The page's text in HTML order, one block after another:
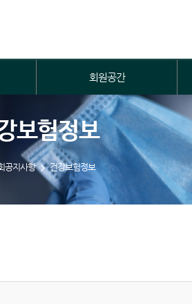
회원공간
보험정보
공지사항 건강보험정보